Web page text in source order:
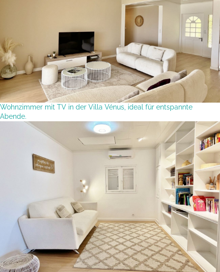
Wohnzimmer mit TV in der Villa Vénus, ideal für entspannte
Abende.